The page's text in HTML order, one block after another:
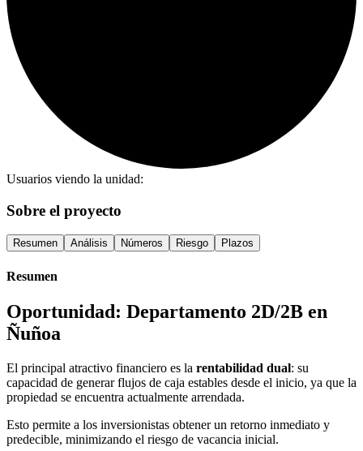
Usuarios viendo la unidad:
Sobre el proyecto
Resumen Análisis Números Riesgo Plazos
Resumen
Oportunidad: Departamento 2D/2B en
Ñuñoa
El principal atractivo financiero es la rentabilidad dual: su
capacidad de generar flujos de caja estables desde el inicio, ya que la
propiedad se encuentra actualmente arrendada.
Esto permite a los inversionistas obtener un retorno inmediato y
predecible, minimizando el riesgo de vacancia inicial.